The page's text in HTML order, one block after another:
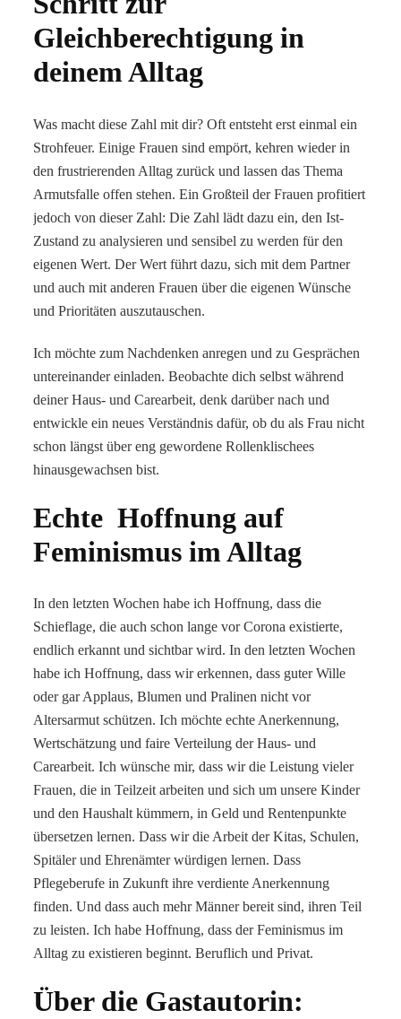
Gleichberechtigung in
deinem Alltag
Was macht diese Zahl mit dir? Oft entsteht erst einmal ein
Strohfeuer. Einige Frauen sind empört, kehren wieder in
den frustrierenden Alltag zurück und lassen das Thema
Armutsfalle offen stehen. Ein Großteil der Frauen profitiert
jedoch von dieser Zahl: Die Zahl lädt dazu ein, den Ist-
Zustand zu analysieren und sensibel zu werden für den
eigenen Wert. Der Wert führt dazu, sich mit dem Partner
und auch mit anderen Frauen über die eigenen Wünsche
und Prioritäten auszutauschen.
Ich möchte zum Nachdenken anregen und zu Gesprächen
untereinander einladen. Beobachte dich selbst während
deiner Haus- und Carearbeit, denk darüber nach und
entwickle ein neues Verständnis dafür, ob du als Frau nicht
schon längst über eng gewordene Rollenklischees
hinausgewachsen bist.
Echte Hoffnung auf
Feminismus im Alltag
In den letzten Wochen habe ich Hoffnung, dass die
Schieflage, die auch schon lange vor Corona existierte,
endlich erkannt und sichtbar wird. In den letzten Wochen
habe ich Hoffnung, dass wir erkennen, dass guter Wille
oder gar Applaus, Blumen und Pralinen nicht vor
Altersarmut schützen. Ich möchte echte Anerkennung,
Wertschätzung und faire Verteilung der Haus- und
Carearbeit. Ich wünsche mir, dass wir die Leistung vieler
Frauen, die in Teilzeit arbeiten und sich um unsere Kinder
und den Haushalt kümmern, in Geld und Rentenpunkte
übersetzen lernen. Dass wir die Arbeit der Kitas, Schulen,
Spitäler und Ehrenämter würdigen lernen. Dass
Pflegeberufe in Zukunft ihre verdiente Anerkennung
finden. Und dass auch mehr Männer bereit sind, ihren Teil
zu leisten. Ich habe Hoffnung, dass der Feminismus im
Alltag zu existieren beginnt. Beruflich und Privat.
Über die Gastautorin: